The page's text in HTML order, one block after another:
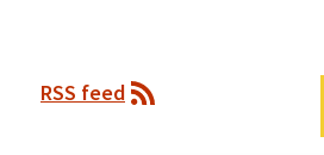
RSS feed